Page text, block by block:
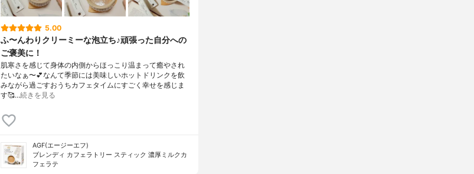
5.00
ふ〜んわりクリーミーな泡立ち♪頑張った自分への
ご褒美に！
肌寒さを感じて身体の内側からほっこり温まって癒やされ
たいなぁ〜💕なんて季節には美味しいホットドリンクを飲
みながら過ごすおうちカフェタイムにすごく幸せを感じま
す🥰…続きを見る
AGF(エージーエフ)
ブレンディ カフェラトリー スティック 濃厚ミルクカ
フェラテ